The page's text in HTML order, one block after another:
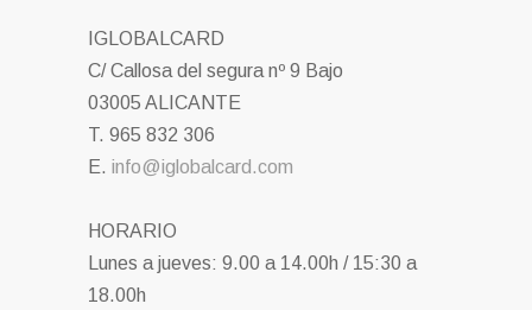
IGLOBALCARD
C/ Callosa del segura nº 9 Bajo
03005 ALICANTE
T. 965 832 306
E. info@iglobalcard.com
HORARIO
Lunes a jueves: 9.00 a 14.00h / 15:30 a
18.00h